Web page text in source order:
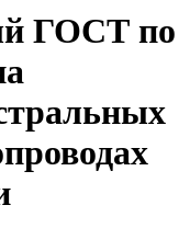
ГОСТ по